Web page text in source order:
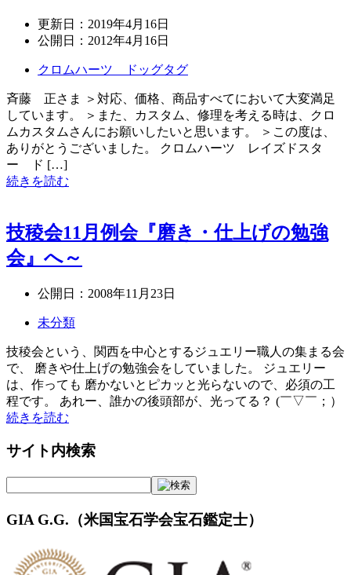
更新日： 2019年4月16日
公開日： 2012年4月16日
クロムハーツ ドッグタグ
斉藤 正さま ＞対応、価格、商品すべてにおいて大変満足
しています。 ＞また、カスタム、修理を考える時は、クロ
ムカスタムさんにお願いしたいと思います。 ＞この度は、
ありがとうございました。 クロムハーツ レイズドスタ
ー ド […]
続きを読む
技稜会11月例会『磨き・仕上げの勉強
会』へ～
公開日： 2008年11月23日
未分類
技稜会という、関西を中心とするジュエリー職人の集まる会
で、 磨きや仕上げの勉強会をしていました。 ジュエリー
は、作っても 磨かないとピカッと光らないので、必須の工
程です。 あれー、誰かの後頭部が、光ってる？ (￣▽￣；）
続きを読む
サイト内検索
GIA G.G.（米国宝石学会宝石鑑定士）